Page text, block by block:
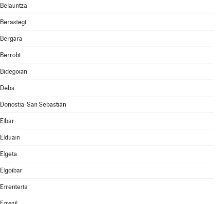
Belauntza
Berastegi
Bergara
Berrobi
Bidegoian
Deba
Donostia-San Sebastián
Eibar
Elduain
Elgeta
Elgoibar
Errenteria